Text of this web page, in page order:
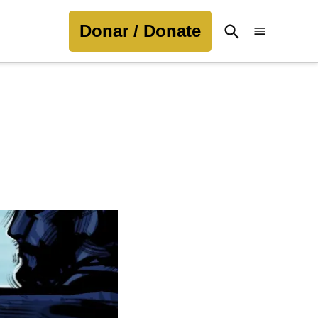
Donar / Donate
Open
Search